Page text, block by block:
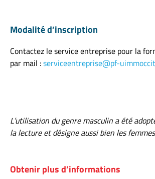
Modalité d’inscription
Contactez le service entreprise pour la
par mail :serviceentreprise@pf-
L’utilisation du genre masculin a été
la lecture et désigne aussi bien les
Obtenir plus d’informations